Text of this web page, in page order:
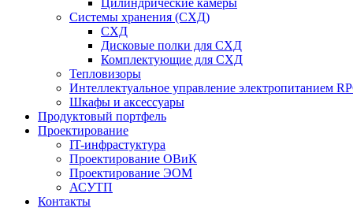
Системы хранения (СХД)
СХД
Дисковые полки для СХД
Комплектующие для СХД
Тепловизоры
Интеллектуальное управление электропитанием
Шкафы и аксессуары
Продуктовый портфель
Проектирование
IT-инфрастуктура
Проектирование ОВиК
Проектирование ЭОМ
АСУТП
Контакты